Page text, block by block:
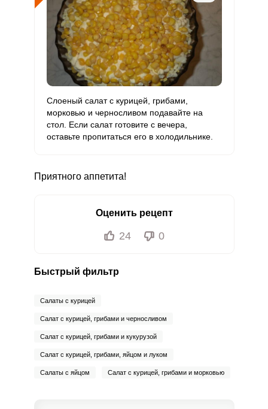
Слоеный салат с курицей, грибами,
морковью и черносливом подавайте на
стол. Если салат готовите с вечера,
оставьте пропитаться его в холодильнике.
Приятного аппетита!
Оценить рецепт
24 0
Быстрый фильтр
Салаты с курицей
Салат с курицей, грибами и черносливом
Салат с курицей, грибами и кукурузой
Салат с курицей, грибами, яйцом и луком
Салаты с яйцом Салат с курицей, грибами и морковью